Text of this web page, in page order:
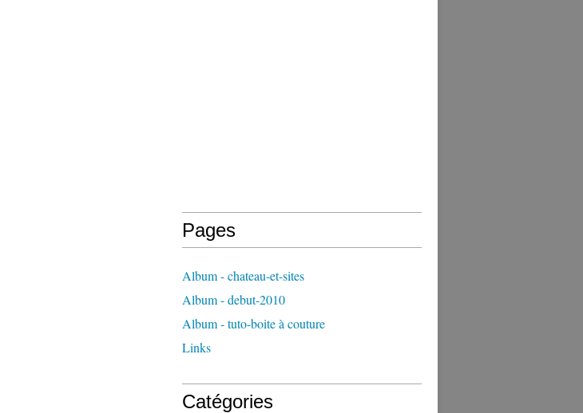
Pages
Album - chateau-et-sites
Album - debut-2010
Album - tuto-boite à couture
Links
Catégories